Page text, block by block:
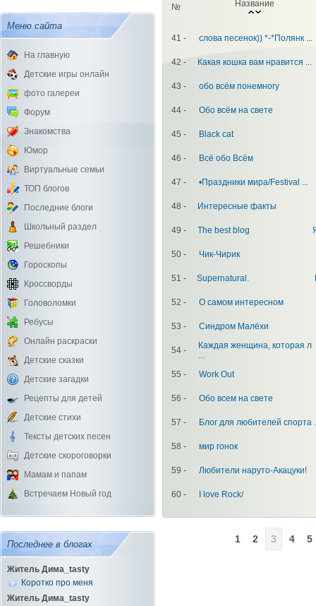
Меню сайта
На главную
Детские игры онлайн
фото галереи
Форум
Знакомства
Юмор
Виртуальные семьи
ТОП блогов
Последние блоги
Школьный раздел
Решебники
Гороскопы
Кроссворды
Головоломки
Ребусы
Онлайн раскраски
Детские сказки
Детские загадки
Рецепты для детей
Детские стихи
Тексты детских песен
Детские скороговорки
Мамам и папам
Встречаем Новый год
Последнее в блогах
Житель Дима_tasty
Коротко про меня
Житель Дима_tasty
№ Название
41 - слова песенок)) *-*Полянк ...
42 - Какая кошка вам нравится ...
43 - обо всём понемногу
44 - Обо всём на свете
45 - Black cat
46 - Всё обо Всём
47 - •Праздники мира/Festival ...
48 - Интересные факты
49 - The best blog
50 - Чик-Чирик
51 - Supernatural.
52 - О самом интересном
53 - Синдром Малёхи
54 -
Каждая женщина, которая л
...
55 -
Work Out
56 - Обо всем на свете
57 - Блог для любителей спорта
58 - мир гонок
59 - Любители наруто-Акацуки!
60 - I love Rock/
1 2 3 4 5